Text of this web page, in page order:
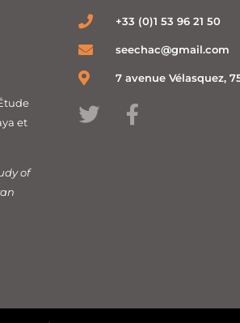
et
of
+33 (0)1 53 96 21 50
seechac@gmail.com
7 avenue Vélasquez,